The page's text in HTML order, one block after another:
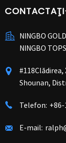
NINGBO
NINGBO
Shounan,
Telefon: +86-
E-mail: